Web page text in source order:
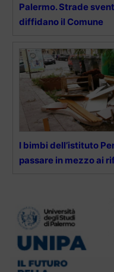
Palermo. Strade
diffidano il Comune
I bimbi dell’istituto
passare in mezzo ai